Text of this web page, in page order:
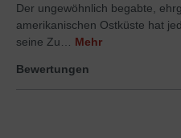
Der ungewöhnlich begabte,
amerikanischen Ostküste hat
seine Zu… Mehr
Bewertungen